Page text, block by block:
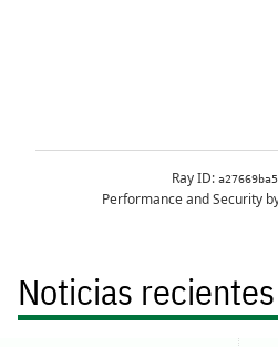
Noticias recientes